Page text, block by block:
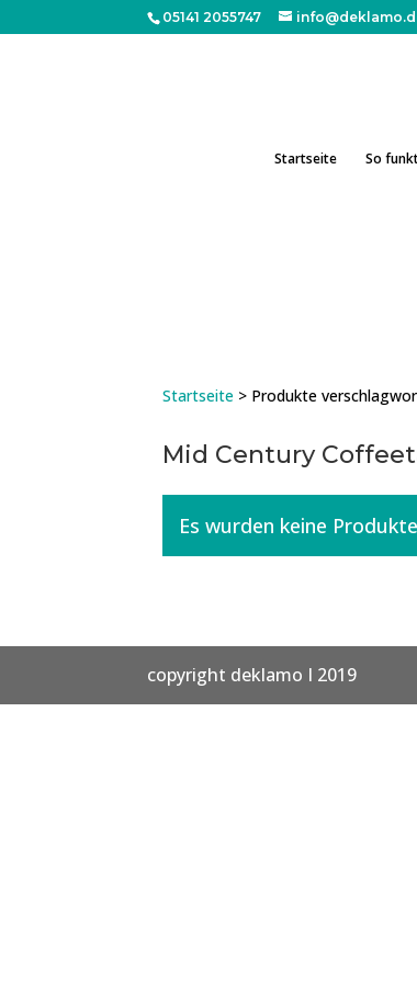
05141 2055747
Startseite So
Startseite > Produkte
Mid Century
Es wurden keine
copyright deklamo I 2019